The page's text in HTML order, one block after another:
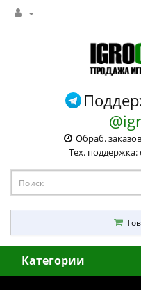
Обраб.
Тех. поддержка:
Категории